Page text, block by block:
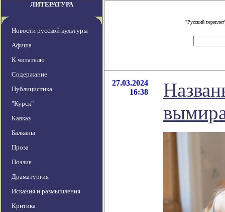
ЛИТЕРАТУРА
Новости русской культуры
Афиша
К читателю
Содержание
Публицистика
"Курск"
Кавказ
Балканы
Проза
Поэзия
Драматургия
Искания и размышления
Критика
"Русский
27.03.2024
16:38